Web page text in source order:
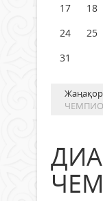
17
18
24
25
31